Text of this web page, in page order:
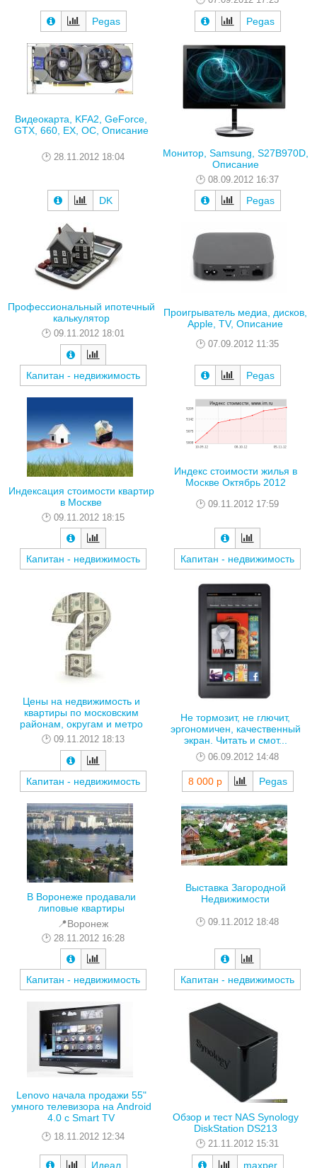
Pegas Pegas
Видеокарта, KFA2, GeForce,
GTX, 660, EX, OC, Описание
28.11.2012 18:04
DK
Монитор, Samsung, S27B970D,
Описание
08.09.2012 16:37
Pegas
Профессиональный ипотечный
калькулятор
09.11.2012 18:01
Капитан - недвижимость
Проигрыватель медиа, дисков,
Apple, TV, Описание
07.09.2012 11:35
Pegas
Индексация стоимости квартир
в Москве
09.11.2012 18:15
Капитан - недвижимость
Индекс стоимости жилья в
Москве Октябрь 2012
09.11.2012 17:59
Капитан - недвижимость
Цены на недвижимость и
квартиры по московским
районам, округам и метро
09.11.2012 18:13
Капитан - недвижимость
Не тормозит, не глючит,
эргономичен, качественный
экран. Читать и смот...
06.09.2012 14:48
8 000 р Pegas
В Воронеже продавали
липовые квартиры
📍Воронеж
28.11.2012 16:28
Капитан - недвижимость
Выставка Загородной
Недвижимости
09.11.2012 18:48
Капитан - недвижимость
Lenovo начала продажи 55"
умного телевизора на Android
4.0 с Smart TV
18.11.2012 12:34
Идеал
Обзор и тест NAS Synology
DiskStation DS213
21.11.2012 15:31
maxper